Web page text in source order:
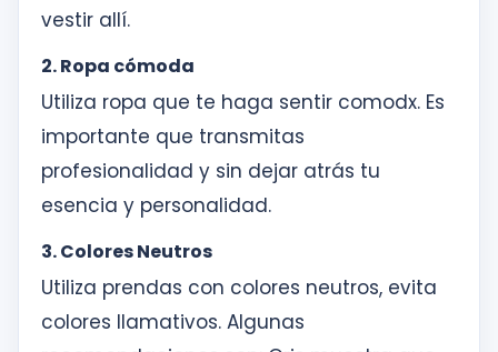
vestir allí.
2. Ropa cómoda
Utiliza ropa que te haga sentir comodx. Es
importante que transmitas
profesionalidad y sin dejar atrás tu
esencia y personalidad.
3. Colores Neutros
Utiliza prendas con colores neutros, evita
colores llamativos. Algunas